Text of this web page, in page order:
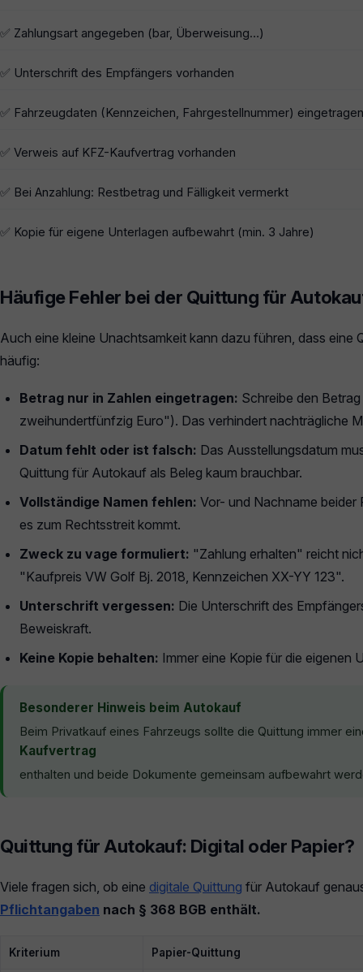
✅ Zahlungsart angegeben (bar, Überweisung…)
✅ Unterschrift des Empfängers vorhanden
✅ Fahrzeugdaten (Kennzeichen, Fahrgestellnummer) eingetragen
✅ Verweis auf KFZ-Kaufvertrag vorhanden
✅ Bei Anzahlung: Restbetrag und Fälligkeit vermerkt
✅ Kopie für eigene Unterlagen aufbewahrt (min. 3 Jahre)
Häufige Fehler bei der Quittung für
Auch eine kleine Unachtsamkeit kann dazu führen, dass
häufig:
Betrag nur in Zahlen eingetragen: Schreibe den
zweihundertfünfzig Euro"). Das verhindert nachträgliche
Datum fehlt oder ist falsch: Das Ausstellungsdatum
Quittung für Autokauf als Beleg kaum brauchbar.
Vollständige Namen fehlen: Vor- und Nachname beider
es zum Rechtsstreit kommt.
Zweck zu vage formuliert: "Zahlung erhalten" reicht
"Kaufpreis VW Golf Bj. 2018, Kennzeichen XX-YY 123".
Unterschrift vergessen: Die Unterschrift des
Beweiskraft.
Keine Kopie behalten: Immer eine Kopie für die eigenen
Besonderer Hinweis beim Autokauf
Beim Privatkauf eines Fahrzeugs sollte die Quittung immer
Kaufvertrag
enthalten und beide Dokumente gemeinsam aufbewahrt
Quittung für Autokauf: Digital oder Papier?
Viele fragen sich, ob eine digitale Quittung für Autokauf
Pflichtangaben nach § 368 BGB enthält.
Kriterium Papier-Quittung